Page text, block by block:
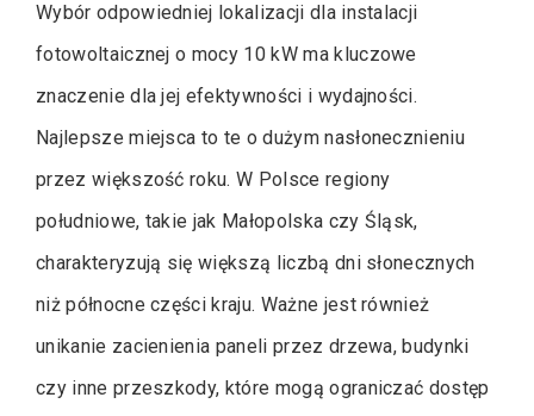
Wybór odpowiedniej lokalizacji dla instalacji
fotowoltaicznej o mocy 10 kW ma kluczowe
znaczenie dla jej efektywności i wydajności.
Najlepsze miejsca to te o dużym nasłonecznieniu
przez większość roku. W Polsce regiony
południowe, takie jak Małopolska czy Śląsk,
charakteryzują się większą liczbą dni słonecznych
niż północne części kraju. Ważne jest również
unikanie zacienienia paneli przez drzewa, budynki
czy inne przeszkody, które mogą ograniczać dostęp